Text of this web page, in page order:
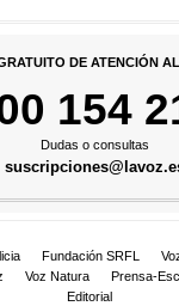
DE ATENCIÓN
154
Dudas o consultas
Fundación SRFL
Voz Natura Prensa-
Editorial